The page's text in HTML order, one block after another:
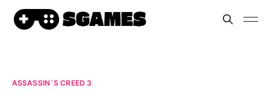
ASSASSIN`S CREED 3